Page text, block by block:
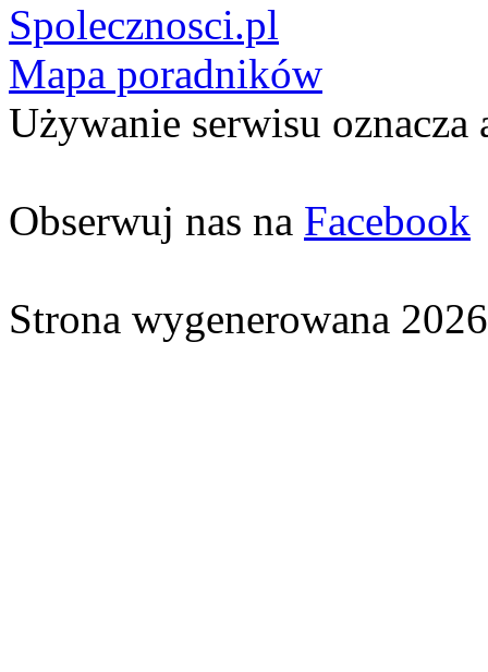
Spolecznosci.pl
Mapa poradników
Używanie serwisu oznacza
Obserwuj nas na Facebook
Strona wygenerowana